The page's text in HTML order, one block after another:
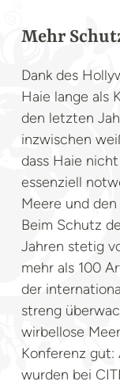
Mehr
Dank des
Haie lange als
den letzten
inzwischen
dass Haie
essenziell
Meere und
Beim Schutz
Jahren stetig
mehr als 100
der
streng
wirbellose
Konferenz gut:
wurden bei